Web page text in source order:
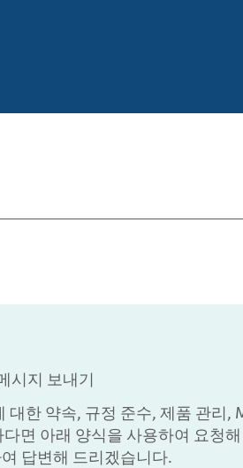
시지 보내기
한 약속, 규정 준수, 제품 관리,
면 아래 양식을 사용하여 요청
답변해 드리겠습니다.